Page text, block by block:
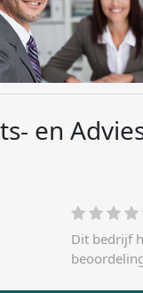
en
Dit bedrijf